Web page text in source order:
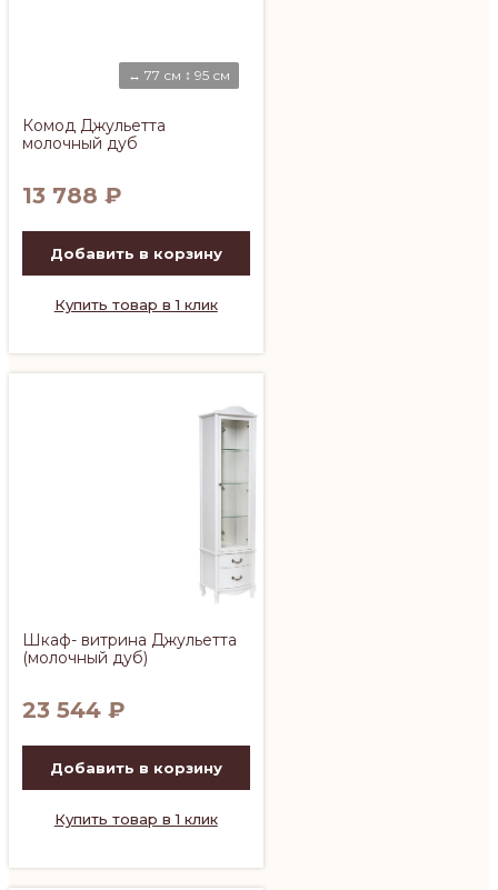
↔ 77 см ↕ 95 см
Комод Джульетта
молочный дуб
13 788 ₽
Добавить в корзину
Купить товар в 1 клик
Шкаф- витрина Джульетта
(молочный дуб)
23 544 ₽
Добавить в корзину
Купить товар в 1 клик